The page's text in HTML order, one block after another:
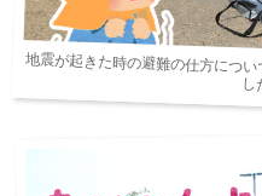
地震が起きた時の避難の仕方につ
し